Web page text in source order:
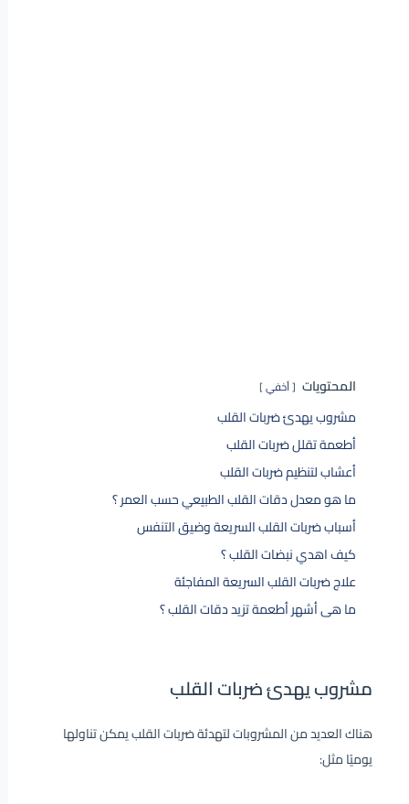
المحتويات أخفي
مشروب يهدئ ضربات القلب
أطعمة تقلل ضربات القلب
أعشاب لتنظيم ضربات القلب
ما هو معدل دقات القلب الطبيعي حسب العمر ؟
أسباب ضربات القلب السريعة وضيق التنفس
كيف اهدي نبضات القلب ؟
علاج ضربات القلب السريعة المفاجئة
ما هى أشهر أطعمة تزيد دقات القلب ؟
مشروب يهدئ ضربات القلب
هناك العديد من المشروبات لتهدئة ضربات القلب يمكن تناولها
يوميًا مثل: